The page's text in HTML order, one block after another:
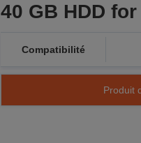
40 GB HDD
Compatibilité
Produit